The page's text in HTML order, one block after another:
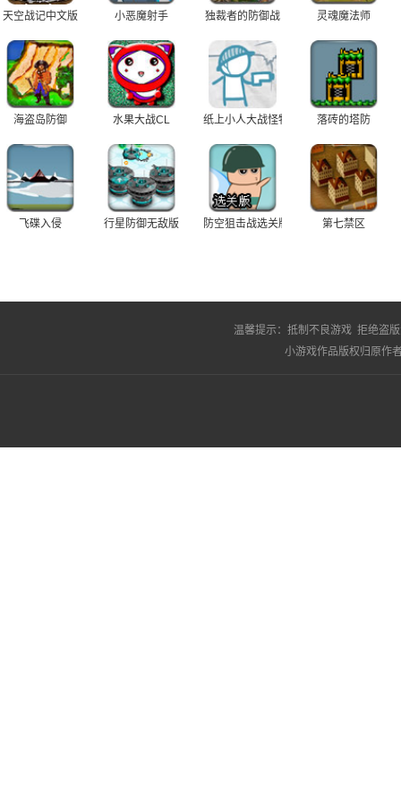
天空战记中文版 小恶魔射手 独裁者的防御战 灵魂魔法师
海盗岛防御 水果大战CL 纸上小人大战怪物 落砖的塔防
飞碟入侵 行星防御无敌版 防空狙击战选关版 第七禁区
温馨提示： 抵制不良游戏 拒绝盗
小游戏作品版权归原作